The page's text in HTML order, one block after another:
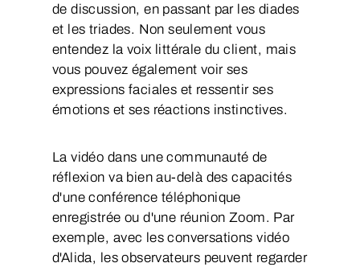
de discussion, en passant par les diades
et les triades. Non seulement vous
entendez la voix littérale du client, mais
vous pouvez également voir ses
expressions faciales et ressentir ses
émotions et ses réactions instinctives.
La vidéo dans une communauté de
réflexion va bien au-delà des capacités
d'une conférence téléphonique
enregistrée ou d'une réunion Zoom. Par
exemple, avec les conversations vidéo
d'Alida, les observateurs peuvent regarder